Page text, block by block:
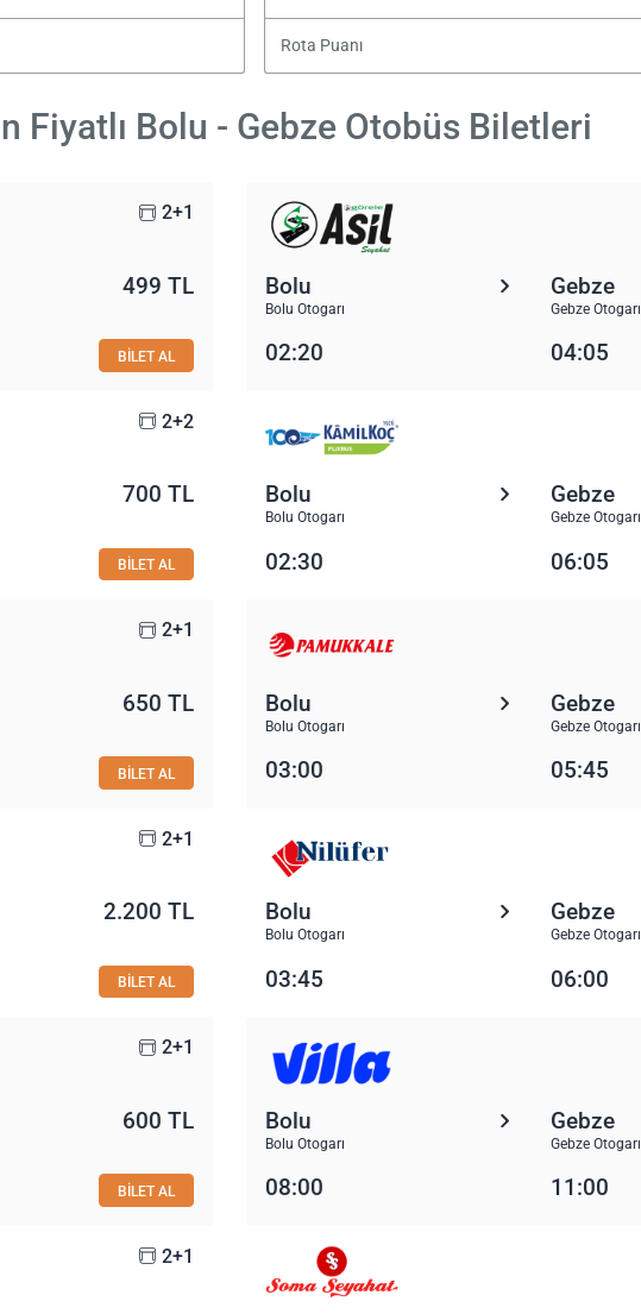
Rota Puanı
Fiyatlı Bolu - Gebze Otobüs Biletleri
2+1
499 TL
BİLET AL
Bolu
Bolu Otogarı
Gebze
Gebze Otogarı
02:20 04:05
2+2
700 TL
BİLET AL
Bolu
Bolu Otogarı
Gebze
Gebze Otogarı
02:30 06:05
2+1
650 TL
BİLET AL
Bolu
Bolu Otogarı
Gebze
Gebze Otogarı
03:00 05:45
2+1
2.200 TL
BİLET AL
Bolu
Bolu Otogarı
Gebze
Gebze Otogarı
03:45 06:00
2+1
600 TL
BİLET AL
Bolu
Bolu Otogarı
Gebze
Gebze Otogarı
08:00 11:00
2+1